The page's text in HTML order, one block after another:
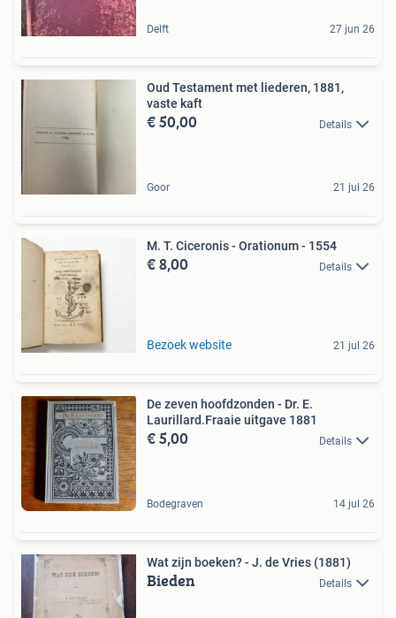
Delft 27 jun 26
Oud Testament met liederen, 1881,
vaste kaft
€ 50,00 Details
Goor 21 jul 26
M. T. Ciceronis - Orationum - 1554
€ 8,00 Details
Bezoek website 21 jul 26
De zeven hoofdzonden - Dr. E.
Laurillard.Fraaie uitgave 1881
€ 5,00 Details
Bodegraven 14 jul 26
Wat zijn boeken? - J. de Vries (1881)
Bieden Details